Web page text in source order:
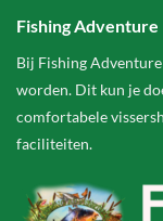
Fishing Adventure
Bij Fishing
worden. Dit kun je
comfortabele
faciliteiten.